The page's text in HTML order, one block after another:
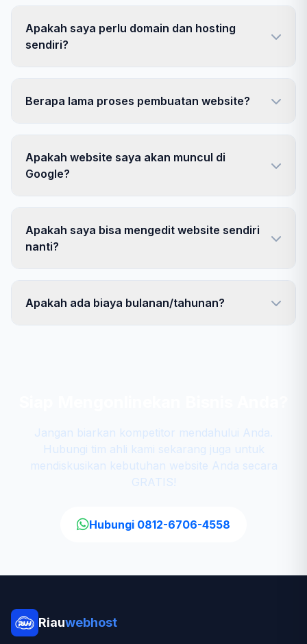
Apakah saya perlu domain dan hosting
sendiri?
Berapa lama proses pembuatan website?
Apakah website saya akan muncul di
Google?
Apakah saya bisa mengedit website sendiri
nanti?
Apakah ada biaya bulanan/tahunan?
Jangan biarkan kompetitor mendahului Anda.
Hubungi tim ahli kami sekarang juga untuk
mendiskusikan kebutuhan website Anda secara
GRATIS!
Hubungi 0812-6706-4558
Riauwebhost